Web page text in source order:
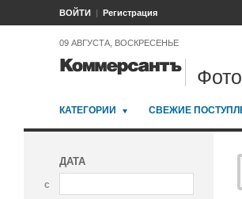
ВОЙТИ Регистрация
09 АВГУСТА, ВОСКРЕСЕНЬЕ
Фото
КАТЕГОРИИ СВЕЖИЕ
ДАТА
с